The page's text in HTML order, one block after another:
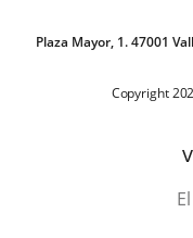
Plaza Mayor, 1. 47001
Copyright